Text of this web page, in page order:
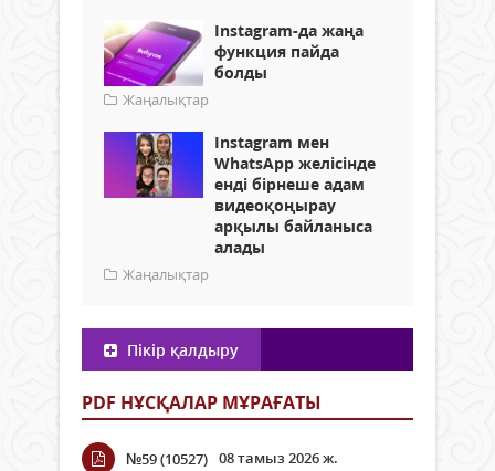
Instagram-да жаңа
функция пайда
болды
Жаңалықтар
Instagram мен
WhatsApp желісінде
енді бірнеше адам
видеоқоңырау
арқылы байланыса
алады
Жаңалықтар
Пікір қалдыру
PDF НҰСҚАЛАР МҰРАҒАТЫ
№59 (10527) 08 тамыз 2026 ж.